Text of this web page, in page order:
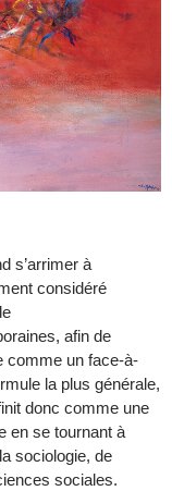
s’arrimer à
considéré
afin de
comme un face-à-
la plus générale,
donc comme une
en se tournant à
sociologie, de
sociales.